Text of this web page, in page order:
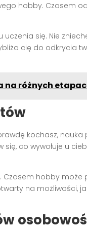
hobby. Czasem
się. Nie
cię do odkrycia
na różnych
kochasz, nauka
co wywołuje u
hobby może
na możliwości,